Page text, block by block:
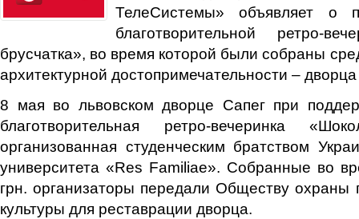
ТелеСистемы» объявляет о
благотворительной ретро-
брусчатка», во время которой были собраны
архитектурной достопримечательности –
8 мая во львовском дворце Сапег при
благотворительная ретро-вечеринка
организованная студенческим братством
университета «Res Familiae». Собранные во
грн. организаторы передали Обществу охраны
культуры для реставрации дворца.